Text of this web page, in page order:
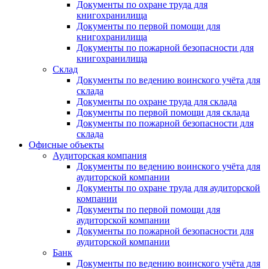
Документы по охране труда для
книгохранилища
Документы по первой помощи для
книгохранилища
Документы по пожарной безопасности для
книгохранилища
Склад
Документы по ведению воинского учёта для
склада
Документы по охране труда для склада
Документы по первой помощи для склада
Документы по пожарной безопасности для
склада
Офисные объекты
Аудиторская компания
Документы по ведению воинского учёта для
аудиторской компании
Документы по охране труда для аудиторской
компании
Документы по первой помощи для
аудиторской компании
Документы по пожарной безопасности для
аудиторской компании
Банк
Документы по ведению воинского учёта для